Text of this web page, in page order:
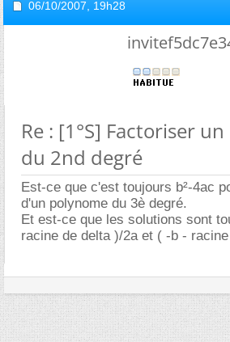
06/10/2007, 19h28
Re : [1°S] Factoriser
du 2nd degré
Est-ce que c'est toujours b²-4ac
d'un polynome du 3è degré.
Et est-ce que les solutions sont
racine de delta )/2a et ( -b -